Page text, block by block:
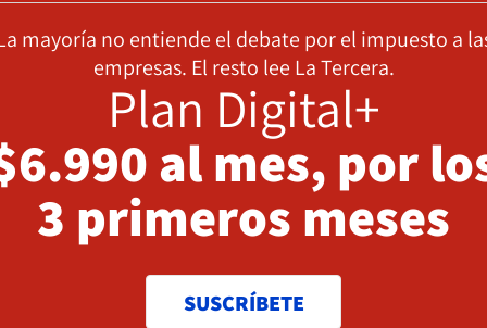
mayoría no entiende el debate por el impuesto a
empresas. El resto lee La Tercera.
Plan Digital+
al mes, por
3 primeros meses
SUSCRÍBETE